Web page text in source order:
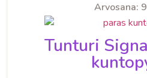
Arvosana:
Tunturi